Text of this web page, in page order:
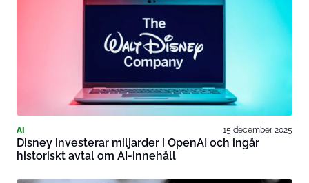
AI 15 december 2025
Disney investerar miljarder i OpenAI och ingår
historiskt avtal om AI-innehåll